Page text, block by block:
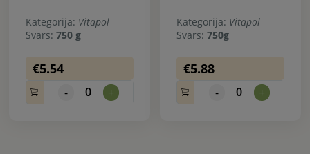
Kategorija: Vitapol
Svars: 750 g
€5.54
- 0 +
Kategorija: Vitapol
Svars: 750g
€5.88
- 0 +